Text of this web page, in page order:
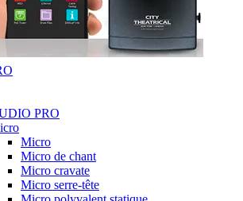
PRO
Micro
Micro de chant
Micro cravate
Micro serre-tête